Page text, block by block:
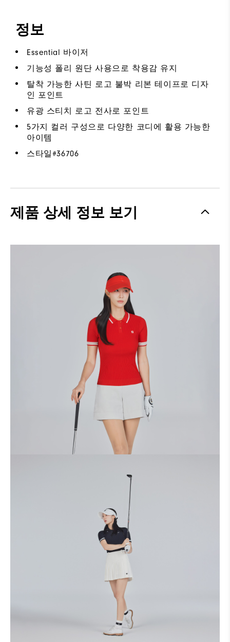
정보
Essential 바이저
기능성 폴리 원단 사용으로 착용감 유지
탈착 가능한 사틴 로고 불박 리본 테이프로 디자
인 포인트
유광 스티치 로고 전사로 포인트
5가지 컬러 구성으로 다양한 코디에 활용 가능한
아이템
스타일#36706
제품 상세 정보 보기